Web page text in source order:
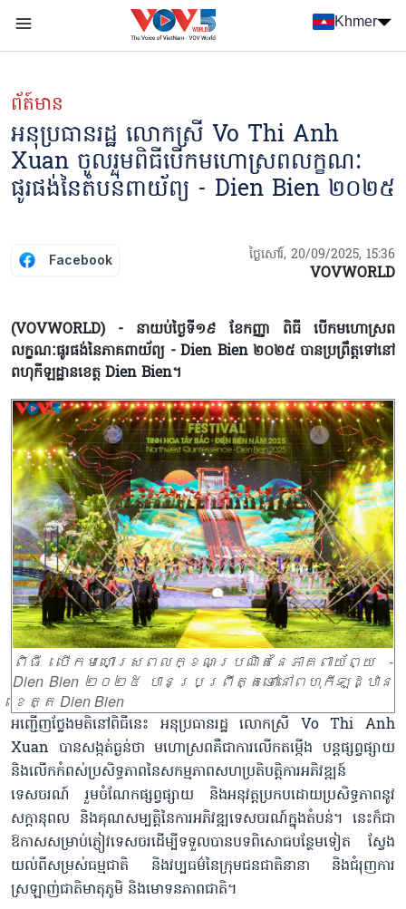
Nhảy đến nội dung
Khmer
ព័ត៍មាន
អនុប្រធានរដ្ឋ លោកស្រី Vo Thi Anh
Xuan ចូលរួមពិធីបើកមហោស្រពលក្ខណៈ
ផូរផង់នៃតំបន់ពាយ័ព្យ - Dien Bien ២០២៥
Facebook ថ្ងៃសៅរ៍, 20/09/2025, 15:36
VOVWORLD
(VOVWORLD) - នាយប់ថ្ងៃទី១៩ ខែកញ្ញា ពិធី បើកមហោស្រព
លក្ខណៈផូរផង់នៃភាគពាយ័ព្យ - Dien Bien ២០២៥ បានប្រព្រឹត្តទៅនៅ
ពហុកីឡដ្ឋានខេត្ត Dien Bien។
ពិធី បើកមហោស្រពលក្ខណៈប្រណិតនៃភាគពាយ័ព្យ -
Dien Bien ២០២៥ បានប្រព្រឹត្តទៅនៅពហុកីឡដ្ឋាន
ខេត្ត Dien Bien
អញ្ជើញថ្លែងមតិនៅពិធីនេះ អនុប្រធានរដ្ឋ លោកស្រី Vo Thi Anh
Xuan បានសង្កត់ធ្ងន់ថា មហោស្រពគឺជាការលើកតម្កើង បន្តផ្សព្វផ្សាយ
និងលើកកំពស់ប្រសិទ្ធភាពនៃសកម្មភាពសហប្រតិបត្តិការអភិវឌ្ឍន៍
ទេសចរណ៍ រួមចំណែកផ្សព្វផ្សាយ និងអនុវត្តប្រកបដោយប្រសិទ្ធភាពនូវ
សក្តានុពល និងគុណសម្បត្តិនៃការអភិវឌ្ឍទេសចរណ៍ក្នុងតំបន់។ នេះក៏ជា
ឱកាសសម្រាប់ភ្ញៀវទេសចរដើម្បីទទួលបានបទពិសោធបន្ថែមទៀត ស្វែង
យល់ពីសម្រស់ធម្មជាតិ និងវប្បធម៌នៃក្រុមជនជាតិនានា និងជំរុញការ
ស្រឡាញ់ជាតិមាតុភូមិ និងមោទនភាពជាតិ។